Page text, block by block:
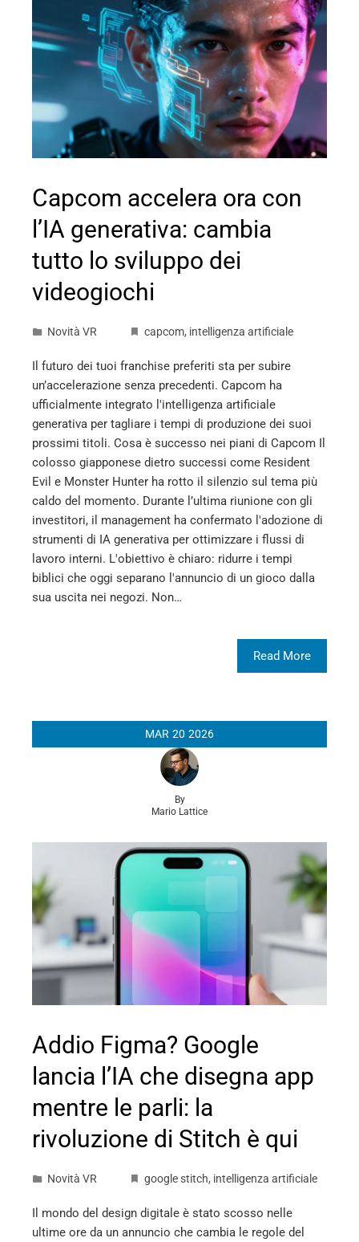
Capcom accelera ora con
l’IA generativa: cambia
tutto lo sviluppo dei
videogiochi
Novità VR capcom, intelligenza artificiale
Il futuro dei tuoi franchise preferiti sta per subire
un’accelerazione senza precedenti. Capcom ha
ufficialmente integrato l'intelligenza artificiale
generativa per tagliare i tempi di produzione dei suoi
prossimi titoli. Cosa è successo nei piani di Capcom Il
colosso giapponese dietro successi come Resident
Evil e Monster Hunter ha rotto il silenzio sul tema più
caldo del momento. Durante l’ultima riunione con gli
investitori, il management ha confermato l'adozione di
strumenti di IA generativa per ottimizzare i flussi di
lavoro interni. L'obiettivo è chiaro: ridurre i tempi
biblici che oggi separano l'annuncio di un gioco dalla
sua uscita nei negozi. Non…
Read More
MAR 20 2026
By
Mario Lattice
Addio Figma? Google
lancia l’IA che disegna app
mentre le parli: la
rivoluzione di Stitch è qui
Novità VR google stitch, intelligenza artificiale
Il mondo del design digitale è stato scosso nelle
ultime ore da un annuncio che cambia le regole del